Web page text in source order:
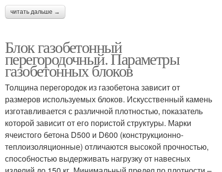
читать дальше →
Блок газобетонный
перегородочный. Параметры
газобетонных блоков
Толщина перегородок из газобетона зависит от
размеров используемых блоков. Искусственный камень
изготавливается с различной плотностью, показатель
которой зависит от его пористой структуры. Марки
ячеистого бетона D500 и D600 (конструкционно-
теплоизоляционные) отличаются высокой прочностью,
способностью выдерживать нагрузку от навесных